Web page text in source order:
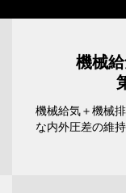
機械
機械給気＋機械
な内外圧差の維